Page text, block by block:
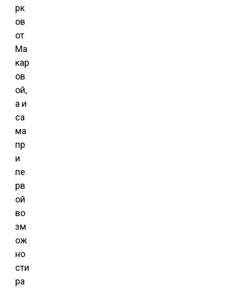
рк
ов
от
Ма
кар
ов
ой,
а и
са
ма
пр
и
пе
рв
ой
во
зм
ож
но
сти
ра